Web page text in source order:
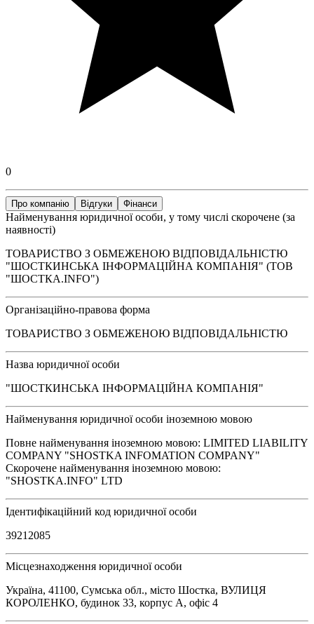
0
Про компанію Відгуки Фінанси
Найменування юридичної особи, у тому числі скорочене (за
наявності)
ТОВАРИСТВО З ОБМЕЖЕНОЮ ВІДПОВІДАЛЬНІСТЮ
"ШОСТКИНСЬКА ІНФОРМАЦІЙНА КОМПАНІЯ" (ТОВ
"ШОСТКА.INFO")
Організаційно-правова форма
ТОВАРИСТВО З ОБМЕЖЕНОЮ ВІДПОВІДАЛЬНІСТЮ
Назва юридичної особи
"ШОСТКИНСЬКА ІНФОРМАЦІЙНА КОМПАНІЯ"
Найменування юридичної особи іноземною мовою
Повне найменування іноземною мовою: LIMITED LIABILITY
COMPANY "SHOSTKA INFOMATION COMPANY"
Скорочене найменування іноземною мовою:
"SHOSTKA.INFO" LTD
Ідентифікаційний код юридичної особи
39212085
Місцезнаходження юридичної особи
Україна, 41100, Сумська обл., місто Шостка, ВУЛИЦЯ
КОРОЛЕНКО, будинок 33, корпус А, офіс 4